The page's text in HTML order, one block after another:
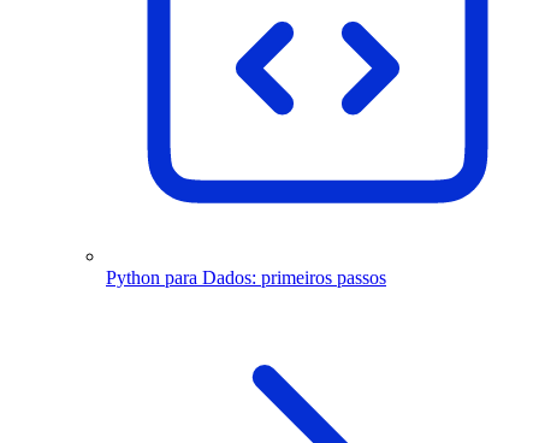
Python para Dados: primeiros passos